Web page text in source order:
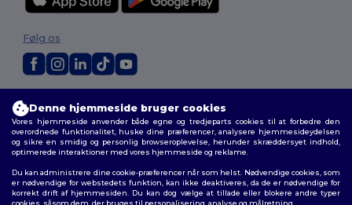
Vilkår og Betingelser|Tilpasset politik |Fortrolighedspolitik
cookies|Sitemap
Følg os
Denne hjemmeside bruger cookies
Vores hjemmeside anvender både egne og tredjeparts cookies til at forbedre den
overordnede funktionalitet, huske dine præferencer, analysere hjemmesideydelsen
og sikre en smidig og personlig browseroplevelse, herunder skræddersyet indhold,
optimerede interaktioner med vores hjemmeside og reklame.
Du kan administrere dine cookie-præferencer når som helst. Nødvendige cookies, som
er nødvendige for webstedets funktion, kan ikke deaktiveres, da de er nødvendige for
korrekt drift af hjemmesiden. Du kan dog vælge at tillade eller blokere andre typer
cookies, såsom dem, der bruges til personalisering, analyse og målretning.